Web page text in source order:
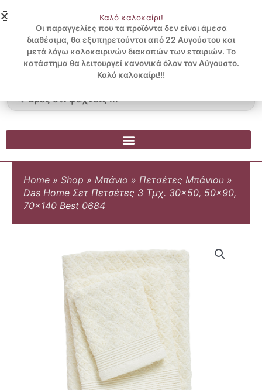
στο
περιεχόμενο
3 ΔΟΣΕΙΣ ΧΩΡΙΣ ΠΙΣΤΩΤΙΚΗ ΜΕ KLARNA
...
Λογαριασμός
Blog
0.00€
0
Cart
Home » Shop » Μπάνιο » Πετσέτες Μπάνιου »
Das Home Σετ Πετσέτες 3 Τμχ. 30×50, 50×90,
70×140 Best 0684
Καλό καλοκαίρι!
Οι παραγγελίες που τα προϊόντα δεν είναι άμεσα
διαθέσιμα, θα εξυπηρετούνται από 22 Αυγούστου και
μετά λόγω καλοκαιρινών διακοπών των εταιριών. Το
κατάστημα θα λειτουργεί κανονικά όλον τον Αύγουστο.
Καλό καλοκαίρι!!!